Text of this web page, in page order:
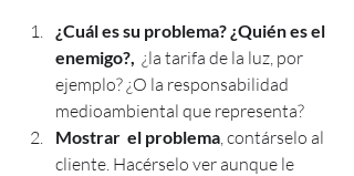
¿Cuál es su problema? ¿Quién es el
enemigo?, ¿la tarifa de la luz, por
ejemplo? ¿O la responsabilidad
medioambiental que representa?
Mostrar  el problema , contárselo al
cliente. Hacérselo ver aunque le